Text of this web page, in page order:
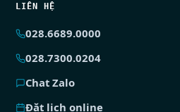
LIÊN HỆ
028.6689.0000
028.7300.0204
Chat Zalo
Đặt lịch online